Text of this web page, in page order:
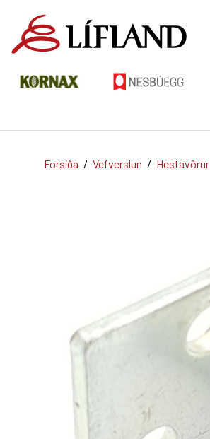
Forsíða / Vefverslun / Hestavörur